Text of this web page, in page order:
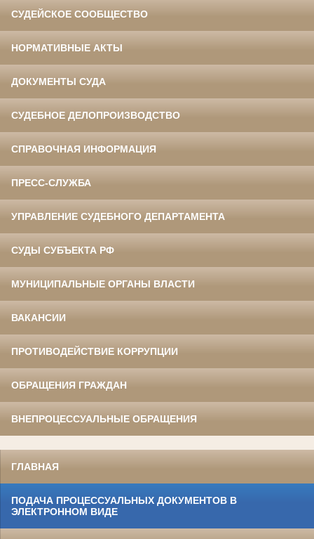
СУДЕЙСКОЕ СООБЩЕСТВО
НОРМАТИВНЫЕ АКТЫ
ДОКУМЕНТЫ СУДА
СУДЕБНОЕ ДЕЛОПРОИЗВОДСТВО
СПРАВОЧНАЯ ИНФОРМАЦИЯ
ПРЕСС-СЛУЖБА
УПРАВЛЕНИЕ СУДЕБНОГО ДЕПАРТАМЕНТА
СУДЫ СУБЪЕКТА РФ
МУНИЦИПАЛЬНЫЕ ОРГАНЫ ВЛАСТИ
ВАКАНСИИ
ПРОТИВОДЕЙСТВИЕ КОРРУПЦИИ
ОБРАЩЕНИЯ ГРАЖДАН
ВНЕПРОЦЕССУАЛЬНЫЕ ОБРАЩЕНИЯ
ГЛАВНАЯ
ПОДАЧА ПРОЦЕССУАЛЬНЫХ ДОКУМЕНТОВ В
ЭЛЕКТРОННОМ ВИДЕ